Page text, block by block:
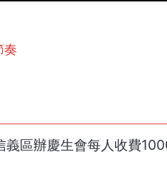
奏
義區辦慶生會每人收費